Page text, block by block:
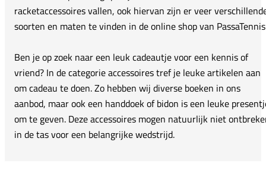
racketaccessoires vallen, ook hiervan zijn er veer
soorten en maten te vinden in de online shop van
Ben je op zoek naar een leuk cadeautje voor een kennis of
vriend? In de categorie accessoires tref je leuke artikelen aan
om cadeau te doen. Zo hebben wij diverse boeken in ons
aanbod, maar ook een handdoek of bidon is een leuke
om te geven. Deze accessoires mogen natuurlijk niet
in de tas voor een belangrijke wedstrijd.